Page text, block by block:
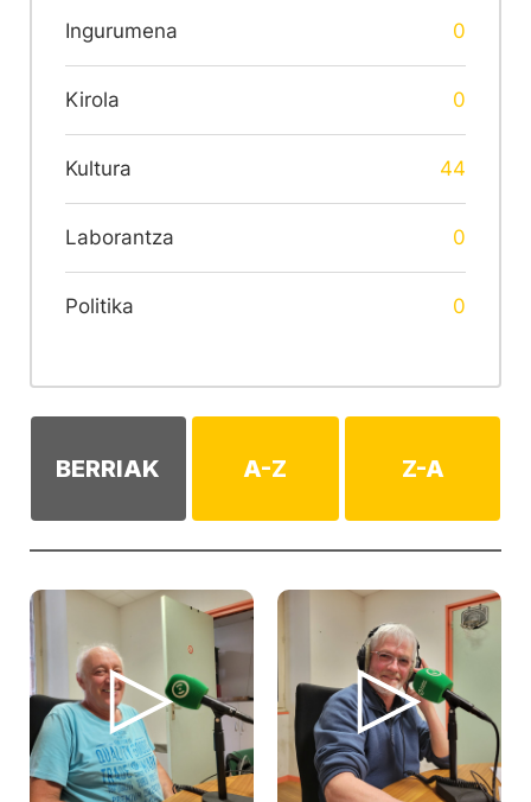
Ingurumena 0
Kirola 0
Kultura 44
Laborantza 0
Politika 0
BERRIAK A-Z Z-A